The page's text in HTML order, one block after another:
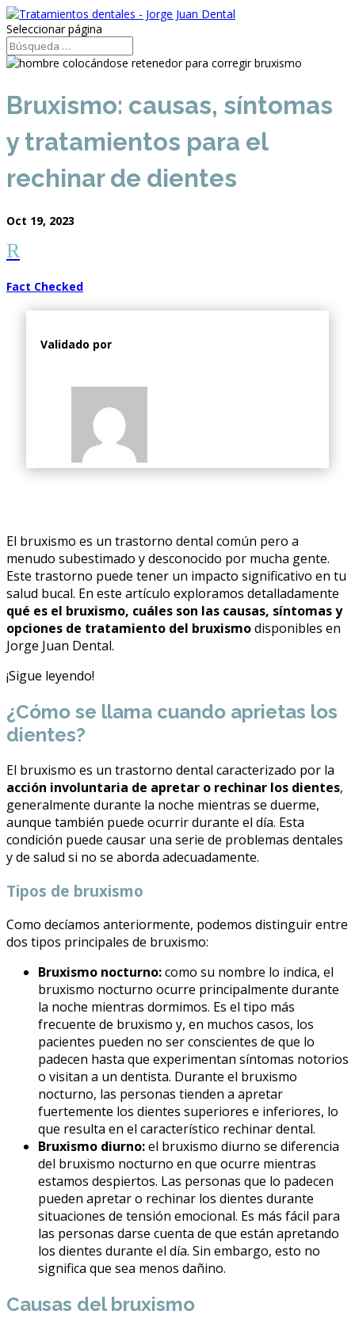
Seleccionar página
Bruxismo: causas, síntomas
y tratamientos para el
rechinar de dientes
Oct 19, 2023
R
Fact Checked
Validado por
El bruxismo es un trastorno dental común pero a
menudo subestimado y desconocido por mucha gente.
Este trastorno puede tener un impacto significativo en tu
salud bucal. En este artículo exploramos detalladamente
qué es el bruxismo, cuáles son las causas, síntomas y
opciones de tratamiento del bruxismodisponibles en
Jorge Juan Dental.
¡Sigue leyendo!
¿Cómo se llama cuando aprietas los
dientes?
El bruxismo es un trastorno dental caracterizado por la
acción involuntaria de apretar o rechinar los dientes,
generalmente durante la noche mientras se duerme,
aunque también puede ocurrir durante el día. Esta
condición puede causar una serie de problemas dentales
y de salud si no se aborda adecuadamente.
Tipos de bruxismo
Como decíamos anteriormente, podemos distinguir entre
dos tipos principales de bruxismo:
Bruxismo nocturno:como su nombre lo indica, el
bruxismo nocturno ocurre principalmente durante
la noche mientras dormimos. Es el tipo más
frecuente de bruxismo y, en muchos casos, los
pacientes pueden no ser conscientes de que lo
padecen hasta que experimentan síntomas notorios
o visitan a un dentista. Durante el bruxismo
nocturno, las personas tienden a apretar
fuertemente los dientes superiores e inferiores, lo
que resulta en el característico rechinar dental.
Bruxismo diurno:el bruxismo diurno se diferencia
del bruxismo nocturno en que ocurre mientras
estamos despiertos. Las personas que lo padecen
pueden apretar o rechinar los dientes durante
situaciones de tensión emocional. Es más fácil para
las personas darse cuenta de que están apretando
los dientes durante el día. Sin embargo, esto no
significa que sea menos dañino.
Causas del bruxismo